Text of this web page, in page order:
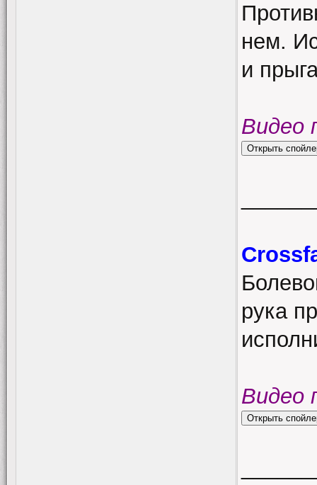
нем.
и
Видео
рука
Видео